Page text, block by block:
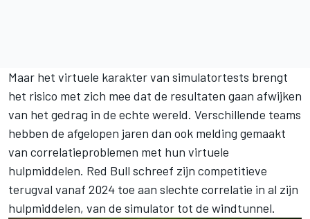
Maar het virtuele karakter van simulatortests brengt
het risico met zich mee dat de resultaten gaan afwijken
van het gedrag in de echte wereld. Verschillende teams
hebben de afgelopen jaren dan ook melding gemaakt
van correlatieproblemen met hun virtuele
hulpmiddelen. Red Bull schreef zijn competitieve
terugval vanaf 2024 toe aan slechte correlatie in al zijn
hulpmiddelen, van de simulator tot de windtunnel.